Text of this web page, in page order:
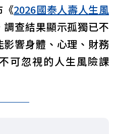
《2026國泰人壽人生風
調查結果顯示孤獨已不
響身體、心理、財務
可忽視的人生風險課